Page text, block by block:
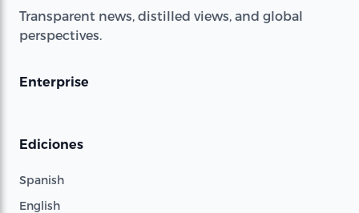
Transparent news, distilled views, and global
perspectives.
Enterprise
Ediciones
Spanish
English